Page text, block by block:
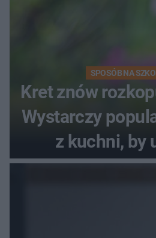
SPOSÓB NA
Kret znów
Wystarczy
z kuchni, by